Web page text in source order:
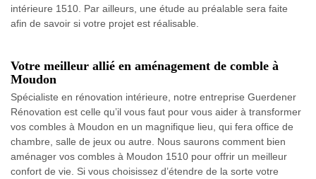
intérieure 1510. Par ailleurs, une étude au préalable sera faite
afin de savoir si votre projet est réalisable.
Votre meilleur allié en aménagement de comble à
Moudon
Spécialiste en rénovation intérieure, notre entreprise Guerdener
Rénovation est celle qu’il vous faut pour vous aider à transformer
vos combles à Moudon en un magnifique lieu, qui fera office de
chambre, salle de jeux ou autre. Nous saurons comment bien
aménager vos combles à Moudon 1510 pour offrir un meilleur
confort de vie. Si vous choisissez d’étendre de la sorte votre